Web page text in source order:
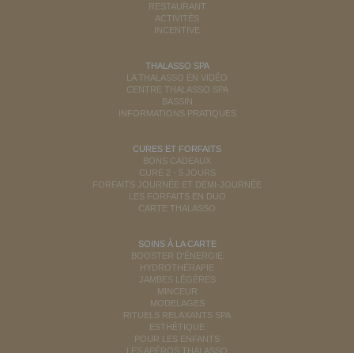
RESTAURANT
ACTIVITÉS
INCENTIVE
THALASSO SPA
LA THALASSO EN VIDÉO
CENTRE THALASSO SPA
BASSIN
INFORMATIONS PRATIQUES
CURES ET FORFAITS
BONS CADEAUX
CURE 2 - 5 JOURS
FORFAITS JOURNÉE ET DEMI-JOURNÉE
LES FORFAITS EN DUO
CARTE THALASSO
SOINS À LA CARTE
BOOSTER D'ÉNERGIE
HYDROTHÉRAPIE
JAMBES LÉGÈRES
MINCEUR
MODELAGES
RITUELS RELAXANTS SPA
ESTHÉTIQUE
POUR LES ENFANTS
LES APÉROS THALASSO